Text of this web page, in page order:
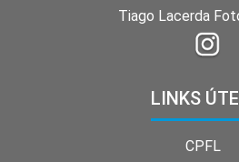
Tiago Lacerda
LINKS
CPFL